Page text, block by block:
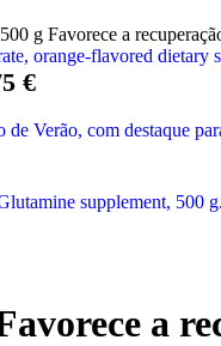
g Favorece a
€
a